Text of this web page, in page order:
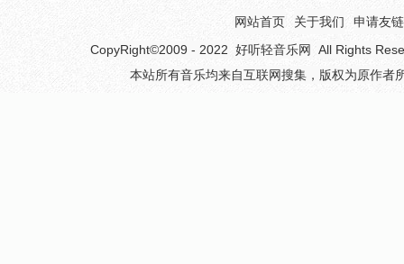
网站首页 关于我们
申请友链
CopyRight©2009 - 2022 好听轻音乐网
All Rights
本站所有音乐均来自互联网搜集，版权为原作者